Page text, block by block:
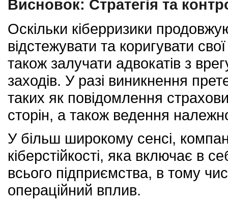
Висновок: Стратегія та
Оскільки кіберризики
відстежувати та коригувати
також залучати адвокатів з
заходів. У разі виникнення
таких як повідомлення
сторін, а також ведення
У більш широкому сенсі,
кіберстійкості, яка включає в
всього підприємства, в тому
операційний вплив.